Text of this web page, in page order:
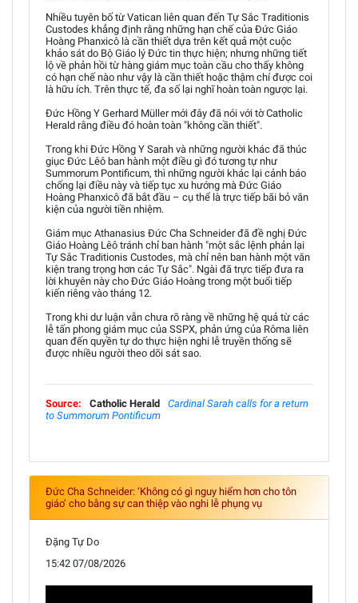
Nhiều tuyên bố từ Vatican liên quan đến Tự Sắc Traditionis
Custodes khẳng định rằng những hạn chế của Đức Giáo
Hoàng Phanxicô là cần thiết dựa trên kết quả một cuộc
khảo sát do Bộ Giáo lý Đức tin thực hiện; nhưng những tiết
lộ về phản hồi từ hàng giám mục toàn cầu cho thấy không
có hạn chế nào như vậy là cần thiết hoặc thậm chí được coi
là hữu ích. Trên thực tế, đa số lại nghĩ hoàn toàn ngược lại.
Đức Hồng Y Gerhard Müller mới đây đã nói với tờ Catholic
Herald rằng điều đó hoàn toàn "không cần thiết".
Trong khi Đức Hồng Y Sarah và những người khác đã thúc
giục Đức Lêô ban hành một điều gì đó tương tự như
Summorum Pontificum, thì những người khác lại cảnh báo
chống lại điều này và tiếp tục xu hướng mà Đức Giáo
Hoàng Phanxicô đã bắt đầu – cụ thể là trực tiếp bãi bỏ văn
kiện của người tiền nhiệm.
Giám mục Athanasius Đức Cha Schneider đã đề nghị Đức
Giáo Hoàng Lêô tránh chỉ ban hành "một sắc lệnh phản lại
Tự Sắc Traditionis Custodes, mà chỉ nên ban hành một văn
kiện trang trọng hơn các Tự Sắc". Ngài đã trực tiếp đưa ra
lời khuyên này cho Đức Giáo Hoàng trong một buổi tiếp
kiến riêng vào tháng 12.
Trong khi dư luận vẫn chưa rõ ràng về những hệ quả từ các
lễ tấn phong giám mục của SSPX, phản ứng của Rôma liên
quan đến quyền tự do thực hiện nghi lễ truyền thống sẽ
được nhiều người theo dõi sát sao.
Source: Catholic Herald
Cardinal Sarah calls for a return
to Summorum Pontificum
Đức Cha Schneider: ‘Không có gì nguy hiểm hơn cho tôn
giáo’ cho bằng sự can thiệp vào nghi lễ phụng vụ
Đặng Tự Do
15:42 07/08/2026